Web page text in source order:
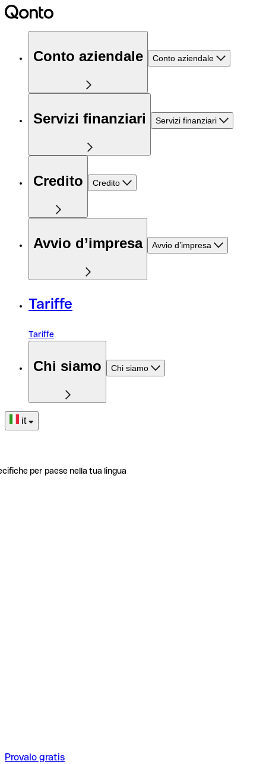
Conto aziendale Conto aziendale
Servizi finanziari Servizi finanziari
Credito Credito
Avvio d’impresa Avvio d’impresa
Tariffe
Tariffe
Chi siamo Chi siamo
it
per paese nella tua lingua
Provalo gratis